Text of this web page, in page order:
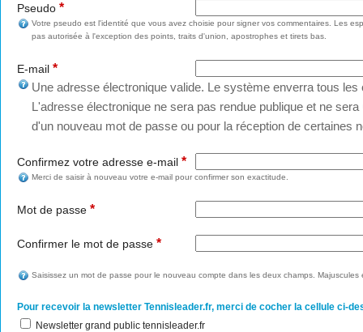
Pseudo *
Votre pseudo est l'identité que vous avez choisie pour signer vos commentaires. Les
pas autorisée à l'exception des points, traits d'union, apostrophes et tirets bas.
E-mail *
Une adresse électronique valide. Le système enverra tous
L'adresse électronique ne sera pas rendue publique et ne
d'un nouveau mot de passe ou pour la réception de certaines
Confirmez votre adresse e-mail *
Merci de saisir à nouveau votre e-mail pour confirmer son exactitude.
Mot de passe *
Confirmer le mot de passe *
Saisissez un mot de passe pour le nouveau compte dans les deux champs. Majuscules
Pour recevoir la newsletter Tennisleader.fr, merci de cocher la cellule ci-
Newsletter grand public tennisleader.fr